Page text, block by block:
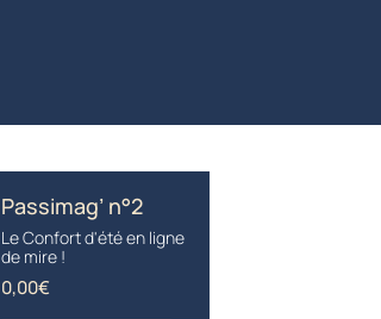
Passimag’ n°2
Le Confort d'été en ligne
de mire !
0,00€